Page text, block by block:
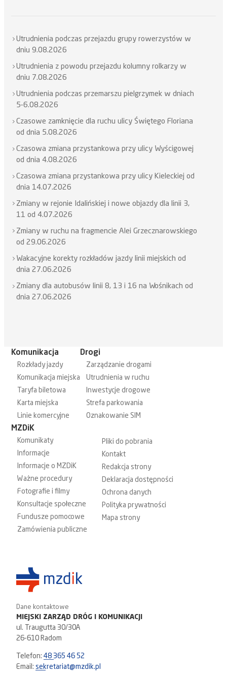
Utrudnienia podczas przejazdu grupy rowerzystów w
dniu 9.08.2026
Utrudnienia z powodu przejazdu kolumny rolkarzy w
dniu 7.08.2026
Utrudnienia podczas przemarszu pielgrzymek w dniach
5-6.08.2026
Czasowe zamknięcie dla ruchu ulicy Świętego Floriana
od dnia 5.08.2026
Czasowa zmiana przystankowa przy ulicy Wyścigowej
od dnia 4.08.2026
Czasowa zmiana przystankowa przy ulicy Kieleckiej od
dnia 14.07.2026
Zmiany w rejonie Idalińskiej i nowe objazdy dla linii 3,
11 od 4.07.2026
Zmiany w ruchu na fragmencie Alei Grzecznarowskiego
od 29.06.2026
Wakacyjne korekty rozkładów jazdy linii miejskich od
dnia 27.06.2026
Zmiany dla autobusów linii 8, 13 i 16 na Wośnikach od
dnia 27.06.2026
Komunikacja
Rozkłady jazdy
Komunikacja miejska
Taryfa biletowa
Karta miejska
Linie komercyjne
Drogi
Zarządzanie drogami
Utrudnienia w ruchu
Inwestycje drogowe
Strefa parkowania
Oznakowanie SIM
MZDiK
Komunikaty
Informacje
Informacje o MZDiK
Ważne procedury
Fotografie i filmy
Konsultacje społeczne
Fundusze pomocowe
Zamówienia publiczne
Pliki do pobrania
Kontakt
Redakcja strony
Deklaracja dostępności
Ochrona danych
Polityka prywatności
Mapa strony
Dane kontaktowe
MIEJSKI ZARZĄD DRÓG I KOMUNIKACJI
ul. Traugutta 30/30A
26-610 Radom
Telefon:48 365 46 52
Email:sekretariat@mzdik.pl